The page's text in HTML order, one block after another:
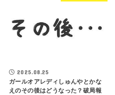
2025.08.25
ガールオアレディしゅんやとかな
えのその後はどうなった？破局報